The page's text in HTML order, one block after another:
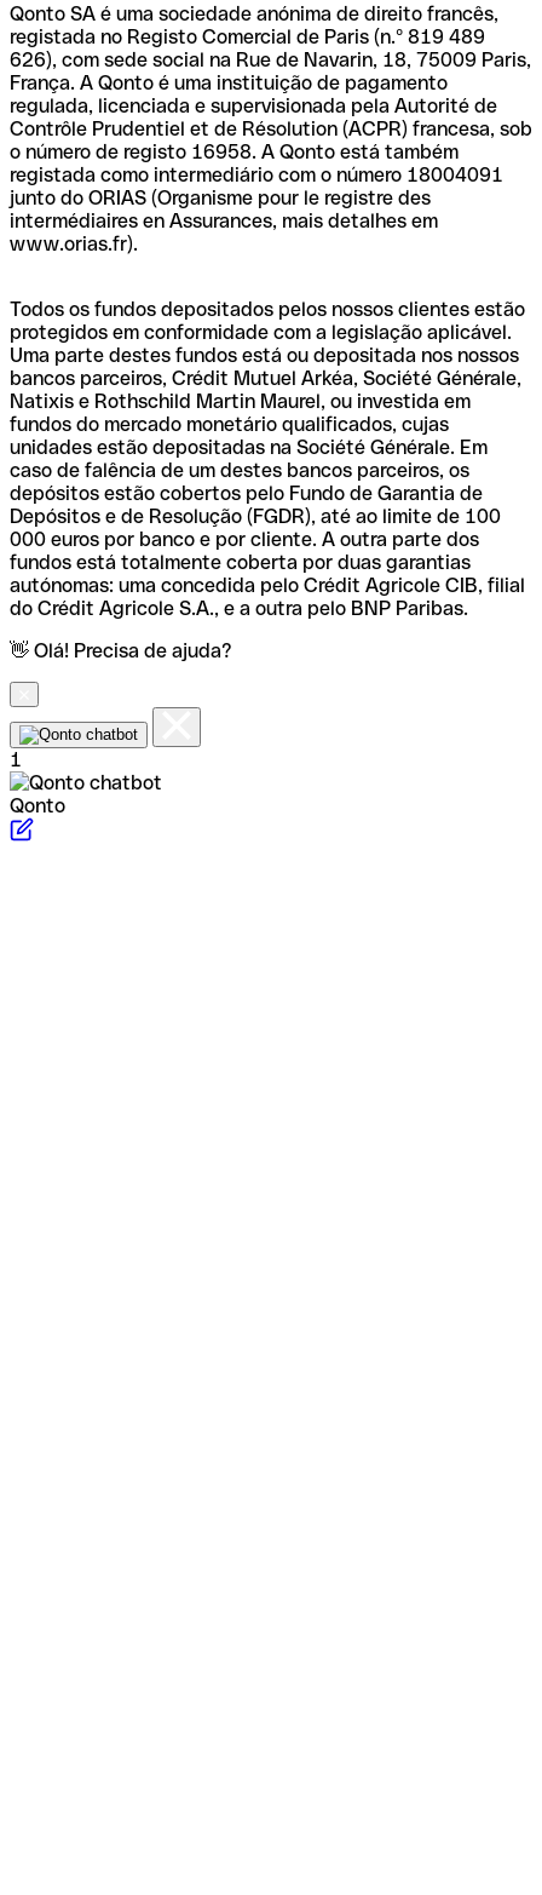
Qonto SA é uma sociedade anónima de direito francês,
registada no Registo Comercial de Paris (n.º 819 489
626), com sede social na Rue de Navarin, 18, 75009 Paris,
França. A Qonto é uma instituição de pagamento
regulada, licenciada e supervisionada pela Autorité de
Contrôle Prudentiel et de Résolution (ACPR) francesa, sob
o número de registo 16958. A Qonto está também
registada como intermediário com o número 18004091
junto do ORIAS (Organisme pour le registre des
intermédiaires en Assurances, mais detalhes em
www.orias.fr).
Todos os fundos depositados pelos nossos clientes estão
protegidos em conformidade com a legislação aplicável.
Uma parte destes fundos está ou depositada nos nossos
bancos parceiros, Crédit Mutuel Arkéa, Société Générale,
Natixis e Rothschild Martin Maurel, ou investida em
fundos do mercado monetário qualificados, cujas
unidades estão depositadas na Société Générale. Em
caso de falência de um destes bancos parceiros, os
depósitos estão cobertos pelo Fundo de Garantia de
Depósitos e de Resolução (FGDR), até ao limite de 100
000 euros por banco e por cliente. A outra parte dos
fundos está totalmente coberta por duas garantias
autónomas: uma concedida pelo Crédit Agricole CIB, filial
do Crédit Agricole S.A., e a outra pelo BNP Paribas.
👋 Olá! Precisa de ajuda?
1
Qonto